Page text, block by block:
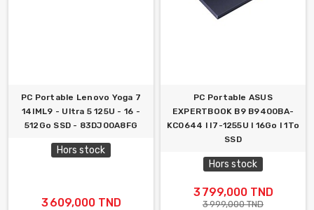
PC Portable Lenovo Yoga 7
14IML9 - Ultra 5 125U - 16 -
512Go SSD - 83DJ00A8FG
Hors stock
3 609,000 TND
PC Portable ASUS
EXPERTBOOK B9 B9400BA-
KC0644 l I7-1255U l 16Go l 1To
SSD
Hors stock
3 799,000 TND
3 999,000 TND